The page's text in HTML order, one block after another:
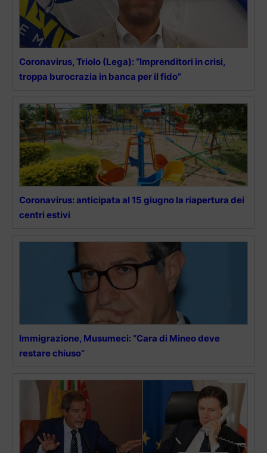
Coronavirus, Triolo (Lega): “Imprenditori in crisi,
troppa burocrazia in banca per il fido”
Coronavirus: anticipata al 15 giugno la riapertura dei
centri estivi
Immigrazione, Musumeci: “Cara di Mineo deve
restare chiuso”